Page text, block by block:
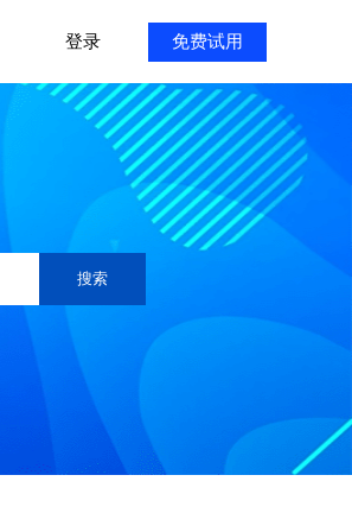
登录 免费试用
搜索